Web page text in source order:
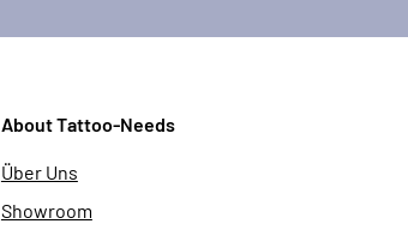
About Tattoo-Needs
Über Uns
Showroom